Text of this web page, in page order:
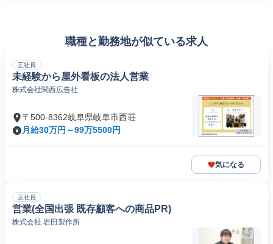
職種と勤務地が似ている求人
正社員
未経験から屋外看板の法人営業
株式会社関西広告社
〒500-8362岐阜県岐阜市西荘
月給30万円～99万5500円
気になる
正社員
営業(全国出張 既存顧客への商品PR)
株式会社 岩田製作所